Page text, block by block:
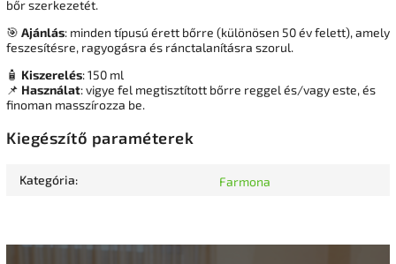
bőr szerkezetét.
🎯 Ajánlás: minden típusú érett bőrre (különösen 50 év felett), amely
feszesítésre, ragyogásra és ránctalanításra szorul.
🧴 Kiszerelés: 150 ml
📌 Használat: vigye fel megtisztított bőrre reggel és/vagy este, és
finoman masszírozza be.
Kiegészítő paraméterek
Kategória: Farmona